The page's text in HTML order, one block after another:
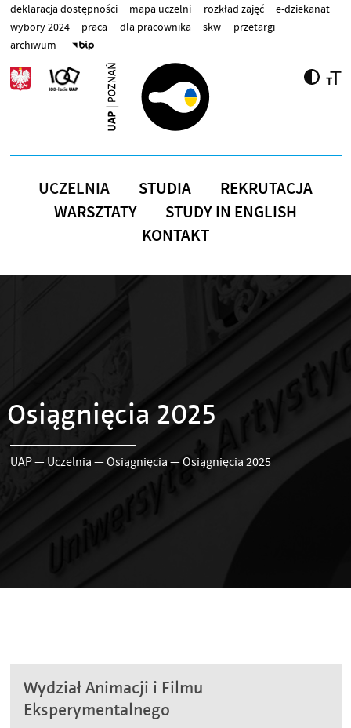
Przejdź do treści
deklaracja dostępności mapa uczelni rozkład zajęć
e-dziekanat
wybory 2024
praca dla pracownika skw
przetargi
archiwum
UCZELNIA STUDIA
REKRUTACJA
WARSZTATY
STUDY IN ENGLISH
KONTAKT
Osiągnięcia 2025
UAP— Uczelnia —Osiągnięcia—Osiągnięcia 2025
Wydział Animacji i Filmu
Eksperymentalnego